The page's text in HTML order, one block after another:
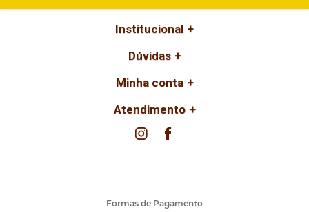
Institucional
Dúvidas
Minha conta
Atendimento
Formas de Pagamento